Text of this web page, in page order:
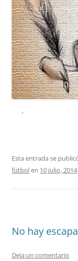
.
Esta entrada se
fútbolen 10 julio, 2014
No hay
Deja un comentario